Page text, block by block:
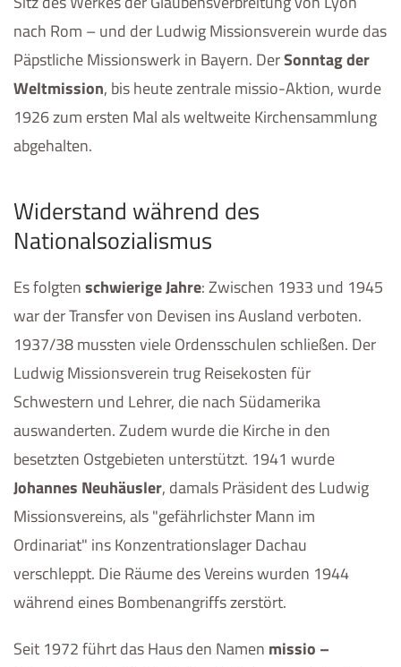
nach Rom – und der Ludwig Missionsverein wurde das
Päpstliche Missionswerk in Bayern. DerSonntag der
Weltmission, bis heute zentrale missio-Aktion, wurde
1926 zum ersten Mal als weltweite Kirchensammlung
abgehalten.
Widerstand während des
Nationalsozialismus
Es folgtenschwierige Jahre: Zwischen 1933 und 1945
war der Transfer von Devisen ins Ausland verboten.
1937/38 mussten viele Ordensschulen schließen. Der
Ludwig Missionsverein trug Reisekosten für
Schwestern und Lehrer, die nach Südamerika
auswanderten. Zudem wurde die Kirche in den
besetzten Ostgebieten unterstützt. 1941 wurde
Johannes Neuhäusler, damals Präsident des Ludwig
Missionsvereins, als "gefährlichster Mann im
Ordinariat" ins Konzentrationslager Dachau
verschleppt. Die Räume des Vereins wurden 1944
während eines Bombenangriffs zerstört.
Seit 1972 führt das Haus den Namen missio –